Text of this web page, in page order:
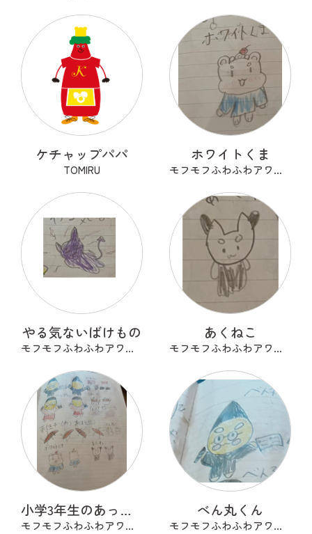
ケチャップパパ
TOMIRU
ホワイトくま
モフモフふわふわアワアワ
やる気ないばけもの
モフモフふわふわアワアワ
あくねこ
モフモフふわふわアワアワ
小学3年生のあったらいいな
モフモフふわふわアワアワ
べん丸くん
モフモフふわふわアワアワ